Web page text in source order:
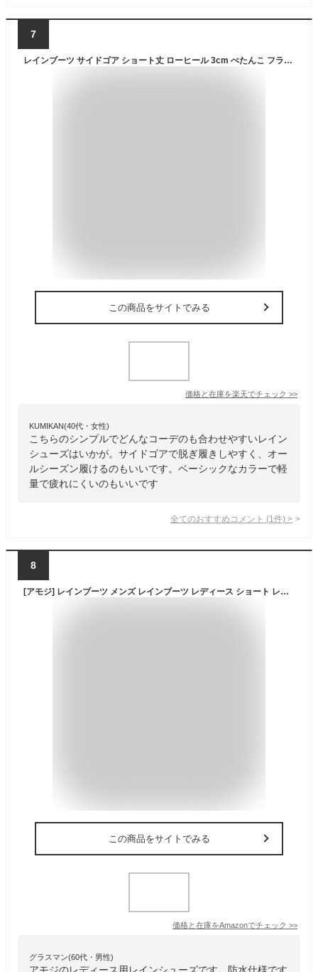
7
レインブーツ サイドゴア ショート丈 ローヒール 3cm ぺたんこ フラットシューズ 雨靴 くつ シンプル 無地 美脚 脚長 軽量 軽いレディース ベーシック オールシーズン アーモンドトゥ インソール オフィス OL 通勤通学
この商品をサイトでみる
価格と在庫を楽天でチェック >>
KUMIKAN(40代・女性)
こちらのシンプルでどんなコーデのも合わせやすいレイン
シューズはいかが。サイドゴアで脱ぎ履きしやすく、オー
ルシーズン履けるのもいいです。ベーシックなカラーで軽
量で疲れにくいのもいいです
全てのおすすめコメント (1 件) >
8
[アモジ] レインブーツ メンズ レインブーツ レディース ショート レインシューズ メンズ レインシューズ レディース チェルシーシューズ チェルシーブーツ サイドゴア ショートブーツ れいんぶーつ メンズ れいんしゅーず めんず れでぃーす スーツ オフィス 雨靴 防水 通勤 レインシューズ おしゃれ レインブーツ ビジネス 長靴 ハイカット ショート アウトドアブーツ メンズ KL-1000 黒 ブラック 24.0cm
この商品をサイトでみる
価格と在庫をAmazonでチェック >>
グラスマン(60代・男性)